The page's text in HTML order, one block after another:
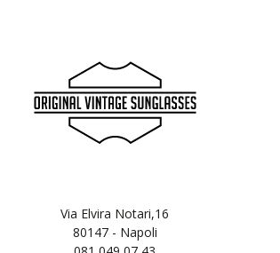
Via Elvira Notari,16
80147 - Napoli